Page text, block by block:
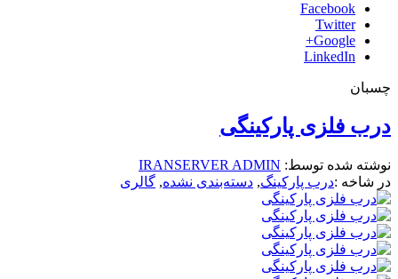
Facebook
Twitter
Google+
LinkedIn
چسبان
درب فلزی پارکینگی
نوشته شده توسط: IRANSERVER ADMIN
در شاخه :درب پارکینگ, دسته‌بندی نشده, گالری